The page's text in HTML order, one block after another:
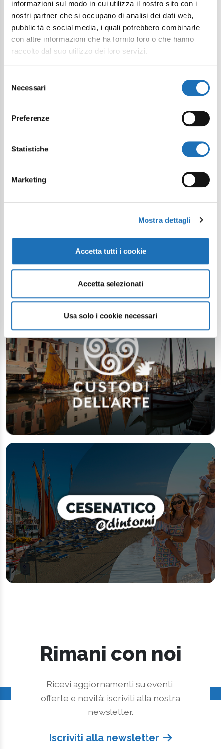
informazioni sul modo in cui utilizza il nostro sito con i
nostri partner che si occupano di analisi dei dati web,
pubblicità e social media, i quali potrebbero combinarle
con altre informazioni che ha fornito loro o che hanno
raccolto dal suo utilizzo dei loro servizi.
delNecessari
Preferenze
Statistiche
Marketing
Mostra dettagli
Accetta tutti i cookie
Accetta selezionati
Usa solo i cookie necessari
Rimani con noi
Ricevi aggiornamenti su eventi,
offerte e novità: iscriviti alla nostra
newsletter.
Iscriviti alla newsletter